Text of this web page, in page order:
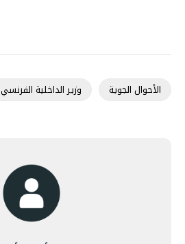
الأحوال الجوية وزير الداخلية الفرنسي